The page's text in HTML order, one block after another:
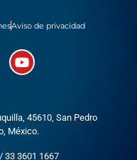
Aviso de privacidad
45610, San Pedro
México.
/ 33 3601 1667